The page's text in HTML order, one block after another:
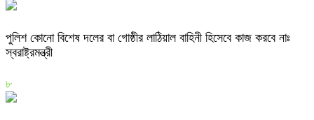
পুলিশ কোনো বিশেষ দলের বা গোষ্ঠীর লাঠিয়াল বাহিনী হিসেবে কাজ করবে নাঃ
স্বরাষ্ট্রমন্ত্রী
৮